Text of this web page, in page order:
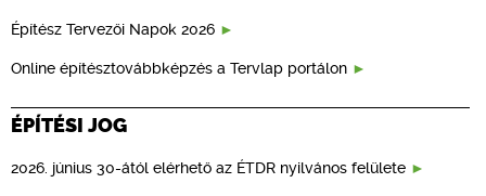
Építész Tervezői Napok 2026
Online építésztovábbképzés a Tervlap portálon
ÉPÍTÉSI JOG
2026. június 30-ától elérhető az ÉTDR nyilvános felülete